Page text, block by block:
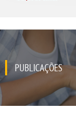
QUEM SOMOS
INFRAESTRUTURA
PUBLICAÇÕES